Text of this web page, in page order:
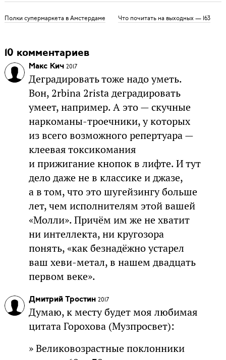
Полки супермаркета в Амстердаме Что почитать на выходных — 163
10 комментариев
Макс Кич 2017
Деградировать тоже надо уметь.
Вон, 2rbina 2rista деградировать
умеет, например. А это — скучные
наркоманы-троечники, у которых
из всего возможного репертуара —
клеевая токсикомания
и прижигание кнопок в лифте. И тут
дело даже не в классике и джазе,
а в том, что это шугейзингу больше
лет, чем исполнителям этой вашей
«Молли». Причём им же не хватит
ни интеллекта, ни кругозора
понять, «как безнадёжно устарел
ваш хеви-метал, в нашем двадцать
первом веке».
Дмитрий Тростин 2017
Думаю, к месту будет моя любимая
цитата Горохова (Музпросвет):
» Великовозрастные поклонники